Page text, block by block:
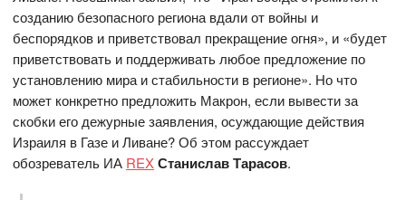
созданию безопасного региона вдали от войны и
беспорядков и приветствовал прекращение огня», и «будет
приветствовать и поддерживать любое предложение по
установлению мира и стабильности в регионе». Но что
может конкретно предложить Макрон, если вывести за
скобки его дежурные заявления, осуждающие действия
Израиля в Газе и Ливане? Об этом рассуждает
обозреватель ИА REXСтанислав Тарасов.